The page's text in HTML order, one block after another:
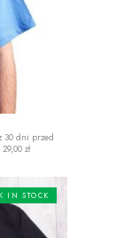
30 dni przed
zł
IN STOCK